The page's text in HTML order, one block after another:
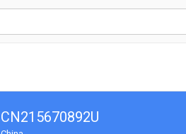
CN215670892U